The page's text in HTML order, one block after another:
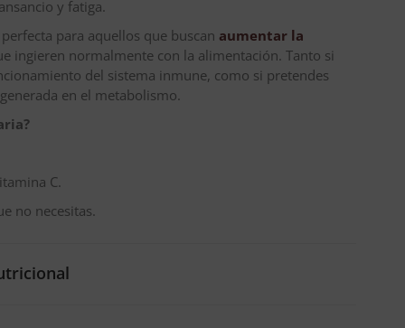
y fatiga.
para aquellos que buscan aumentar la
ingieren normalmente con la alimentación. Tanto si
del sistema inmune, como si pretendes
en el metabolismo.
C.
no necesitas.